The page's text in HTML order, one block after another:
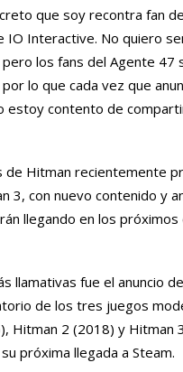
que soy recontra fan
IO Interactive. No quiero
los fans del Agente 47
lo que cada vez que
estoy contento de
de Hitman recientemente
3, con nuevo contenido y
llegando en los próximos
llamativas fue el anuncio
de los tres juegos
Hitman 2 (2018) y Hitman
próxima llegada a Steam.